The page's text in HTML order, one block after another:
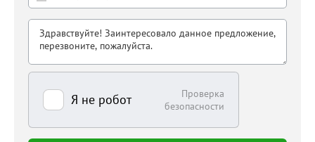
Я не робот
Проверка
безопасности